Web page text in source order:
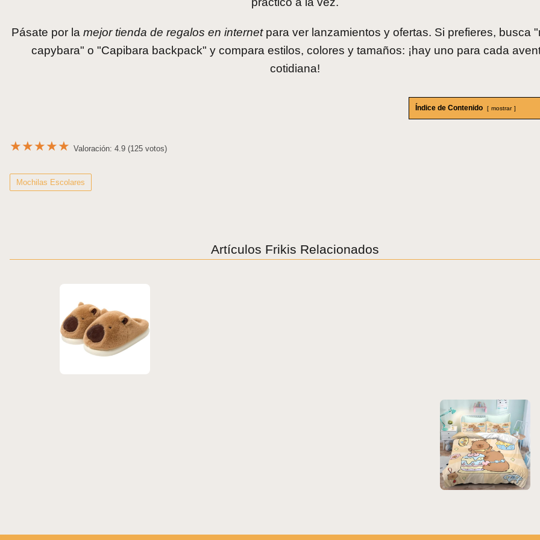
Pásate por la mejor tienda de regalos en internetpara ver lanzamientos y ofertas. Si prefieres, busca
capybara" o "Capibara backpack" y compara estilos, colores y tamaños: ¡hay uno para cada
cotidiana!
Índice de Contenido mostrar
★★★★★ Valoración: 4.9 (125 votos)
Mochilas Escolares
Artículos Frikis Relacionados